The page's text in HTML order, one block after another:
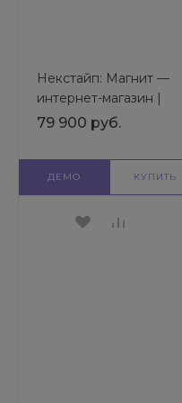
Некстайп: Магнит —
интернет-магазин |
Готовый шаблон
79 900 руб.
ДЕМО КУПИТЬ